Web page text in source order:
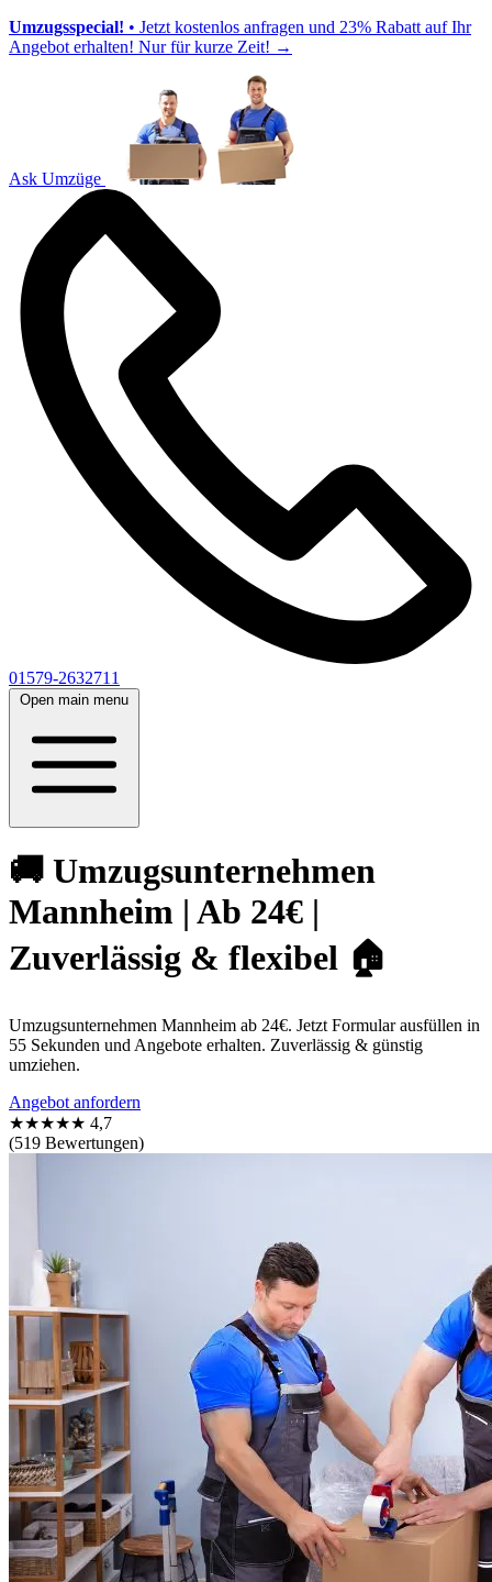
Umzugsspecial! • Jetzt kostenlos anfragen und 23% Rabatt auf Ihr
Angebot erhalten! Nur für kurze Zeit! →
Ask Umzüge
01579-2632711
Open main menu
🚚 Umzugsunternehmen
Mannheim | Ab 24€ |
Zuverlässig & flexibel 🏠
Umzugsunternehmen Mannheim ab 24€. Jetzt Formular ausfüllen in
55 Sekunden und Angebote erhalten. Zuverlässig & günstig
umziehen.
Angebot anfordern
★★★★★ 4,7
(519 Bewertungen)